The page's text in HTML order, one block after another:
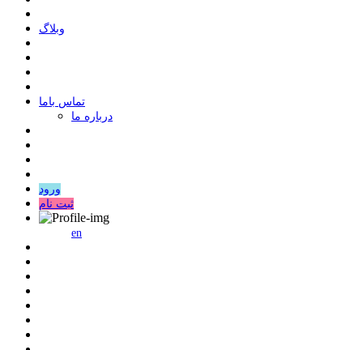
وبلاگ
ﺗﻤﺎﺱ ﺑﺎﻣﺎ
درباره ما
ورود
ثبت نام
en